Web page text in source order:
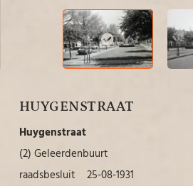
HUYGENSTRAAT
Huygenstraat
(2) Geleerdenbuurt
raadsbesluit 25-08-1931